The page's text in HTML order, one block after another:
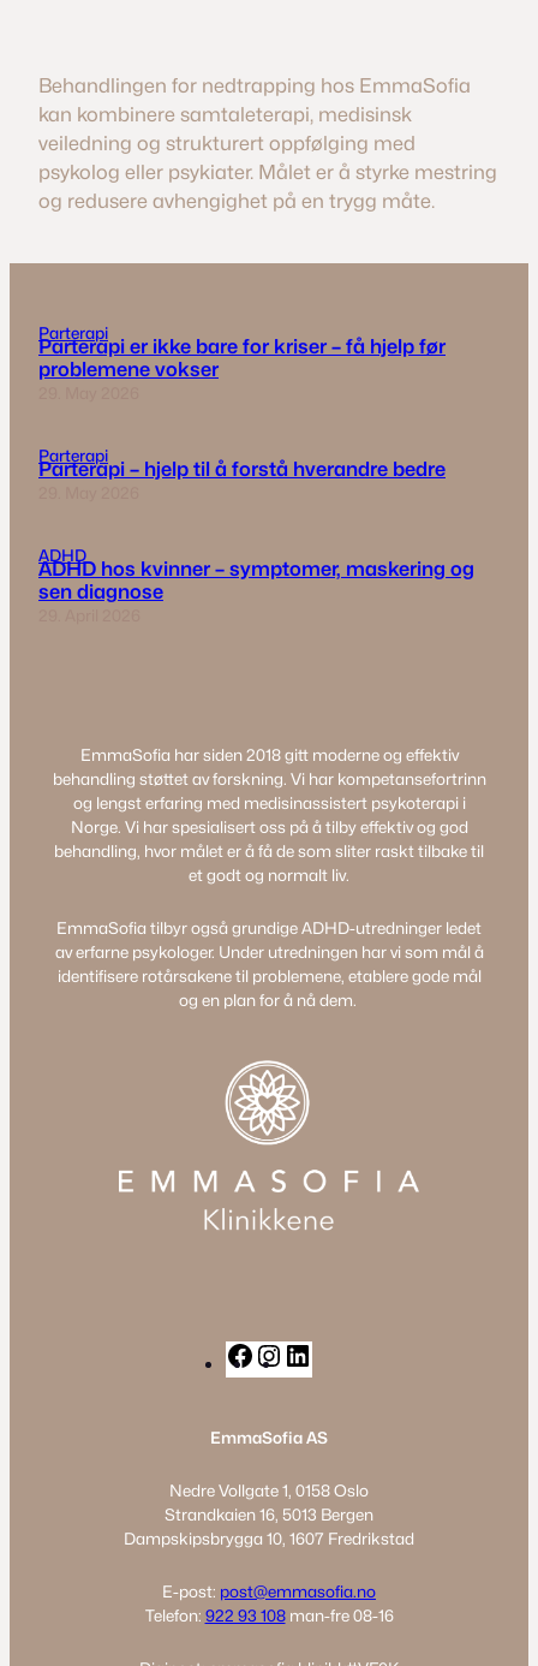
Behandlingen for nedtrapping hos EmmaSofia
kan kombinere samtaleterapi, medisinsk
veiledning og strukturert oppfølging med
psykolog eller psykiater. Målet er å styrke mestring
og redusere avhengighet på en trygg måte.
Parterapi
Parterapi er ikke bare for kriser – få hjelp før
problemene vokser
Parterapi
Parterapi – hjelp til å forstå hverandre bedre
ADHD
ADHD hos kvinner – symptomer, maskering og
sen diagnose
EmmaSofia har siden 2018 gitt moderne og effektiv
behandling støttet av forskning. Vi har kompetansefortrinn
og lengst erfaring med medisinassistert psykoterapi i
Norge. Vi har spesialisert oss på å tilby effektiv og god
behandling, hvor målet er å få de som sliter raskt tilbake til
et godt og normalt liv.
EmmaSofia tilbyr også grundige ADHD-utredninger ledet
av erfarne psykologer. Under utredningen har vi som mål å
identifisere rotårsakene til problemene, etablere gode mål
og en plan for å nå dem.
F
a
e
o
o
I
n
t
g
r
m
i
k
d
I
EmmaSofia AS
Nedre Vollgate 1, 0158 Oslo
Strandkaien 16, 5013 Bergen
Dampskipsbrygga 10, 1607 Fredrikstad
E-post: post@emmasofia.no
Telefon: 922 93 108man-fre 08-16